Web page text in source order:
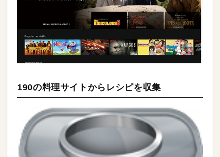
190の料理サイトからレシピを収集